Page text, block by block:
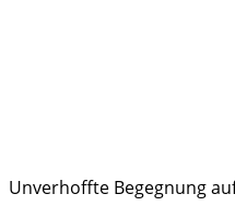
Unverhoffte Begegnung